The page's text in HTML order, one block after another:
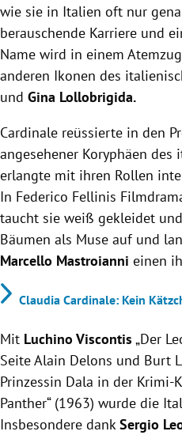
wie sie in Italien oft nur
berauschende Karriere und
Name wird in einem
anderen Ikonen des
und Gina Lollobrigida.
Cardinale reüssierte in den
angesehener Koryphäen
erlangte mit ihren Rollen
In Federico Fellinis
taucht sie weiß gekleidet
Bäumen als Muse auf und
Marcello Mastroianni einen
Claudia Cardinale: Kein
Mit Luchino Viscontis „Der
Seite Alain Delons und Burt
Prinzessin Dala in der Krimi-
Panther“ (1963) wurde die
Insbesondere dankSergio